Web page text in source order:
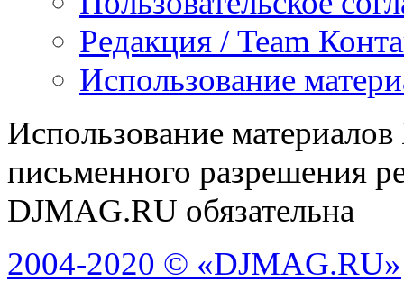
Редакция / Team
Использование
Использование
письменного разрешения
DJMAG.RU обязательна
2004-2020 © «DJMAG.RU»